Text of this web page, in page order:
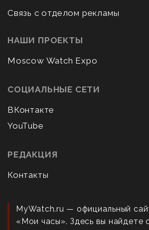
Связь с отделом рекламы
НАШИ ПРОЕКТЫ
Moscow Watch Expo
СОЦИАЛЬНЫЕ СЕТИ
ВКонтакте
YouTube
РЕДАКЦИЯ
Контакты
MyWatch.ru — официальный
«Мои часы». Здесь вы найдете